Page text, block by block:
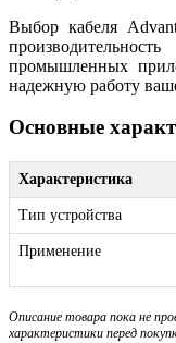
Выбор кабеля
промышленных
надежную работу
Основные
Характеристика
Тип устройства
Применение
Описание товара пока не
характеристики перед